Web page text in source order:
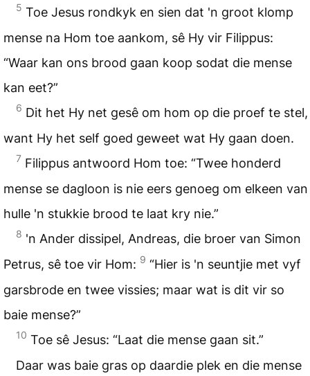
5 Toe Jesus rondkyk en sien dat 'n groot klomp
mense na Hom toe aankom, sê Hy vir Filippus:
“Waar kan ons brood gaan koop sodat die mense
kan eet?”
6 Dit het Hy net gesê om hom op die proef te stel,
want Hy het self goed geweet wat Hy gaan doen.
7 Filippus antwoord Hom toe: “Twee honderd
mense se dagloon is nie eers genoeg om elkeen van
hulle 'n stukkie brood te laat kry nie.”
8 'n Ander dissipel, Andreas, die broer van Simon
Petrus, sê toe vir Hom: 9 “Hier is 'n seuntjie met vyf
garsbrode en twee vissies; maar wat is dit vir so
baie mense?”
10 Toe sê Jesus: “Laat die mense gaan sit.”
Daar was baie gras op daardie plek en die mense